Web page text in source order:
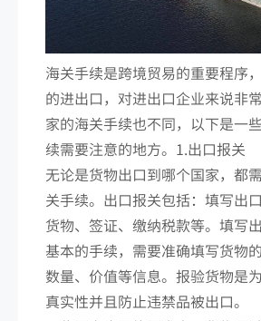
海关手续是跨境贸易的重要程序
的进出口，对进出口企业来说非
家的海关手续也不同，以下是一
续需要注意的地方。1.出口报关
无论是货物出口到哪个国家，都
关手续。出口报关包括：填写出
货物、签证、缴纳税款等。填写
基本的手续，需要准确填写货物
数量、价值等信息。报验货物是
真实性并且防止违禁品被出口。